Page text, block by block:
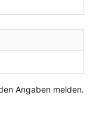
Angaben melden.